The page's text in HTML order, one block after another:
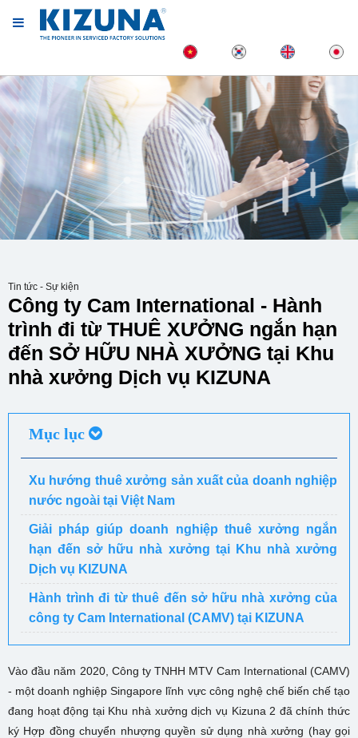
Tin tức - Sự kiện
Công ty Cam International - Hành
trình đi từ THUÊ XƯỞNG ngắn hạn
đến SỞ HỮU NHÀ XƯỞNG tại Khu
nhà xưởng Dịch vụ KIZUNA
Mục lục
Xu hướng thuê xưởng sản xuất của doanh nghiệp
nước ngoài tại Việt Nam
Giải pháp giúp doanh nghiệp thuê xưởng ngắn
hạn đến sở hữu nhà xưởng tại Khu nhà xưởng
Dịch vụ KIZUNA
Hành trình đi từ thuê đến sở hữu nhà xưởng của
công ty Cam International (CAMV) tại KIZUNA
Vào đầu năm 2020, Công ty TNHH MTV Cam International (CAMV)
- một doanh nghiệp Singapore lĩnh vực công nghệ chế biến chế tạo
đang hoạt động tại Khu nhà xưởng dịch vụ Kizuna 2 đã chính thức
ký Hợp đồng chuyển nhượng quyền sử dụng nhà xưởng (hay gọi